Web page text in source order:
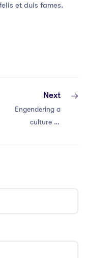
et duis fames.
Next
Engendering a
culture of